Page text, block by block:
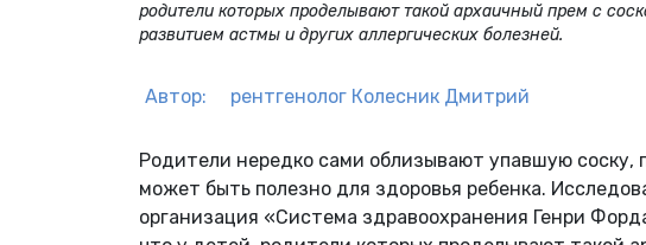
родители которых проделывают такой архаичный прем с
развитием астмы и других аллергических болезней.
Автор: рентгенолог Колесник Дмитрий
Родители нередко сами облизывают упавшую
может быть полезно для здоровья ребенка.
организация «Система здравоохранения Генри